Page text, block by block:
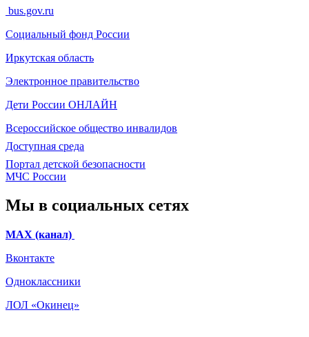
bus.gov.ru
Социальный фонд России
Иркутская область
Электронное правительство
Дети России ОНЛАЙН
Всероссийское общество инвалидов
Доступная среда
Портал детской безопасности
МЧС России
Мы в социальных сетях
МАХ (канал)
Вконтакте
Одноклассники
ЛОЛ «Окинец»